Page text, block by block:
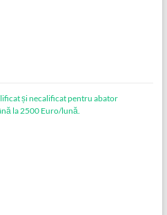
și necalificat pentru abator
la 2500 Euro/lună.